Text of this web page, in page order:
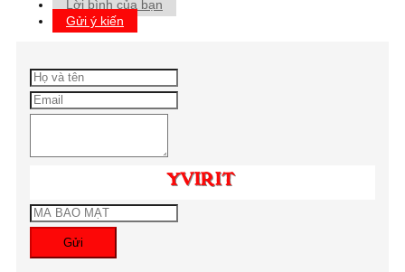
Lời bình của bạn
Gửi ý kiến
Gửi